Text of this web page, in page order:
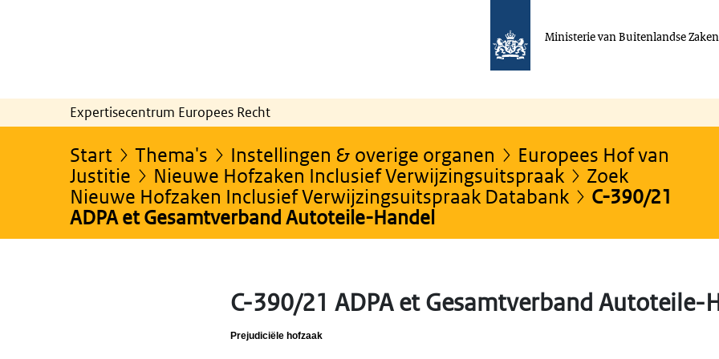
Ministerie van Buitenlandse Zaken
Expertisecentrum Europees Recht
Start Thema's Instellingen & overige organen
Europees Hof van
Justitie
Nieuwe Hofzaken Inclusief Verwijzingsuitspraak
Zoek
Nieuwe Hofzaken Inclusief Verwijzingsuitspraak Databank
C-390/21
ADPA et Gesamtverband Autoteile-Handel
C-390/21 ADPA et Gesamtverband Autoteile-
Prejudiciële hofzaak